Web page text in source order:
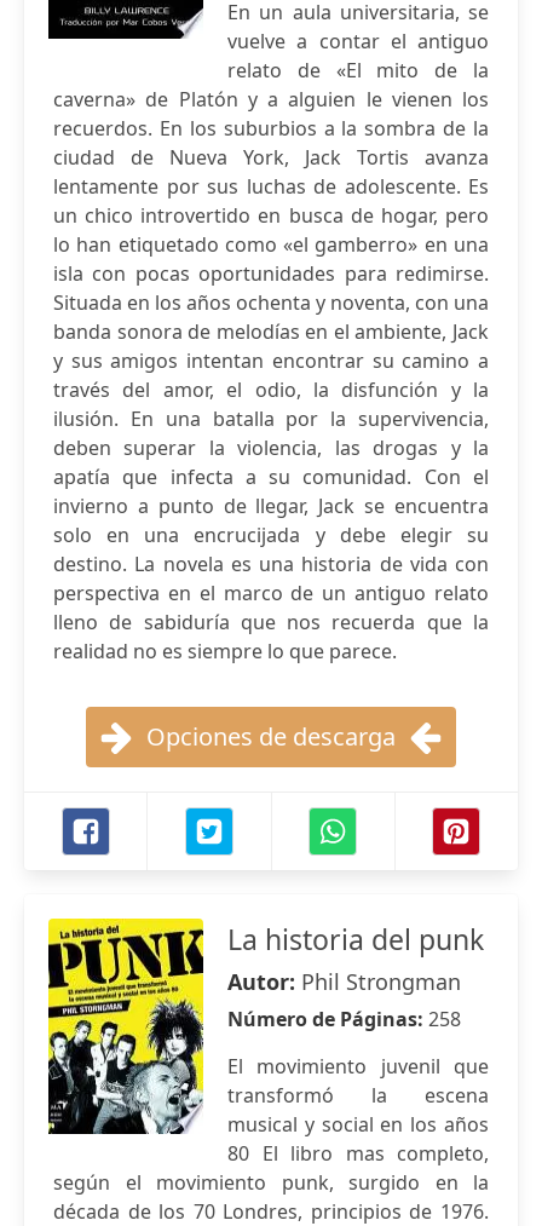
En un aula universitaria, se
vuelve a contar el antiguo
relato de «El mito de la
caverna» de Platón y a alguien le vienen los
recuerdos. En los suburbios a la sombra de la
ciudad de Nueva York, Jack Tortis avanza
lentamente por sus luchas de adolescente. Es
un chico introvertido en busca de hogar, pero
lo han etiquetado como «el gamberro» en una
isla con pocas oportunidades para redimirse.
Situada en los años ochenta y noventa, con una
banda sonora de melodías en el ambiente, Jack
y sus amigos intentan encontrar su camino a
través del amor, el odio, la disfunción y la
ilusión. En una batalla por la supervivencia,
deben superar la violencia, las drogas y la
apatía que infecta a su comunidad. Con el
invierno a punto de llegar, Jack se encuentra
solo en una encrucijada y debe elegir su
destino. La novela es una historia de vida con
perspectiva en el marco de un antiguo relato
lleno de sabiduría que nos recuerda que la
realidad no es siempre lo que parece.
Opciones de descarga
La historia del punk
Autor: Phil Strongman
Número de Páginas: 258
El movimiento juvenil que
transformó la escena
musical y social en los años
80 El libro mas completo,
según el movimiento punk, surgido en la
década de los 70 Londres, principios de 1976.